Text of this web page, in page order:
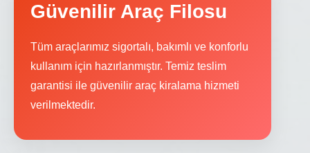
Güvenilir Araç Filosu
Tüm araçlarımız sigortalı, bakımlı ve konforlu
kullanım için hazırlanmıştır. Temiz teslim
garantisi ile güvenilir araç kiralama hizmeti
verilmektedir.